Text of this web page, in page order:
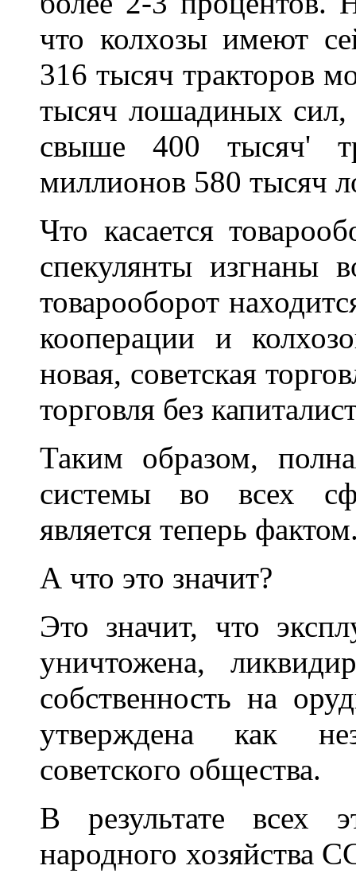
что колхозы имеют
316 тысяч тракторов
тысяч лошадиных сил,
свыше 400 тысяч'
миллионов 580 тысяч
Что касается
спекулянты изгнаны
товарооборот
кооперации и
новая, советская
торговля без
Таким образом,
системы во всех
является теперь
А что это значит?
Это значит, что
уничтожена,
собственность на
утверждена как
советского общества.
В результате всех
народного хозяйства